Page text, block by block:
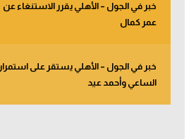
خبر في الجول – الأهلي يقرر الاستنغاء عن
عمر كمال
خبر في الجول – الأهلي يستقر على استمرار
الساعي وأحمد عيد